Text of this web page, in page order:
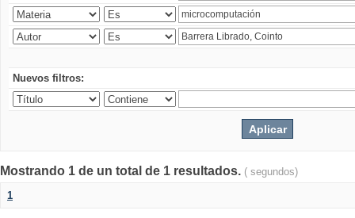
Nuevos filtros:
Mostrando 1 de un total de 1 resultados. ( segundos)
1